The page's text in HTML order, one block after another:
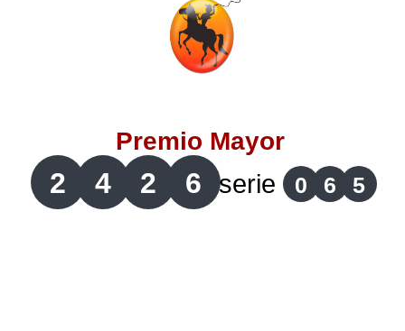
Lotería de Risaralda
Lotería de Santander
Lotería del Cauca
Premio Mayor
2 4 2 6 serie 0 6 5